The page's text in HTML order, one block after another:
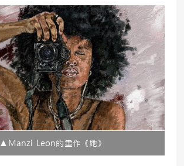
▲Manzi Leon的畫作《她》